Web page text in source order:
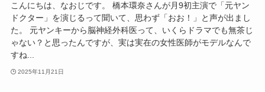
こんにちは、なおじです。 橋本環奈さんが月9初主演で「元ヤン
ドクター」を演じるって聞いて、思わず「おお！」と声が出まし
た。 元ヤンキーから脳神経外科医って、いくらドラマでも無茶じ
ゃない？と思ったんですが、実は実在の女性医師がモデルなんで
すね...
2025年11月21日